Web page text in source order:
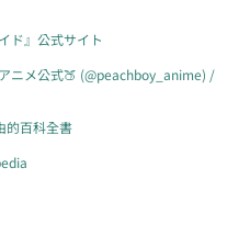
ド』公式サイト
ニメ公式🍑 (@peachboy_anime) /
的百科全書